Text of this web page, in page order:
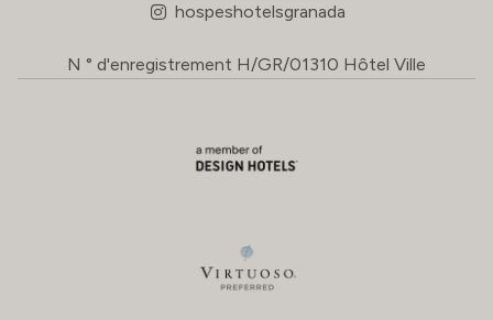
hospeshotelsgranada
N ° d'enregistrement H/GR/01310 Hôtel Ville